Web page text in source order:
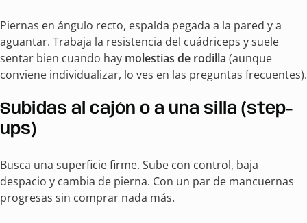
Piernas en ángulo recto, espalda pegada a la pared y a
aguantar. Trabaja la resistencia del cuádriceps y suele
sentar bien cuando hay molestias de rodilla (aunque
conviene individualizar, lo ves en las preguntas frecuentes).
Subidas al cajón o a una silla (step-
ups)
Busca una superficie firme. Sube con control, baja
despacio y cambia de pierna. Con un par de mancuernas
progresas sin comprar nada más.